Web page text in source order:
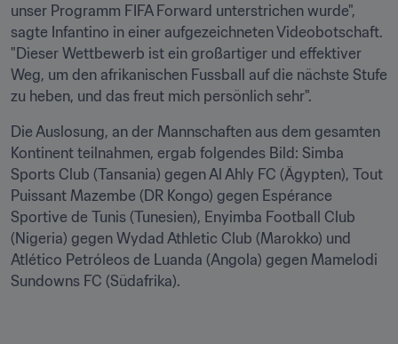
unser Programm FIFA Forward unterstrichen wurde",
sagte Infantino in einer aufgezeichneten Videobotschaft.
"Dieser Wettbewerb ist ein großartiger und effektiver
Weg, um den afrikanischen Fussball auf die nächste Stufe
zu heben, und das freut mich persönlich sehr".
Die Auslosung, an der Mannschaften aus dem gesamten
Kontinent teilnahmen, ergab folgendes Bild: Simba
Sports Club (Tansania) gegen Al Ahly FC (Ägypten), Tout
Puissant Mazembe (DR Kongo) gegen Espérance
Sportive de Tunis (Tunesien), Enyimba Football Club
(Nigeria) gegen Wydad Athletic Club (Marokko) und
Atlético Petróleos de Luanda (Angola) gegen Mamelodi
Sundowns FC (Südafrika).